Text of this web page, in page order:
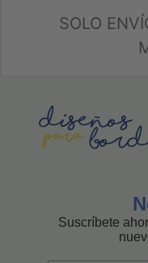
SOLO
Suscríbete